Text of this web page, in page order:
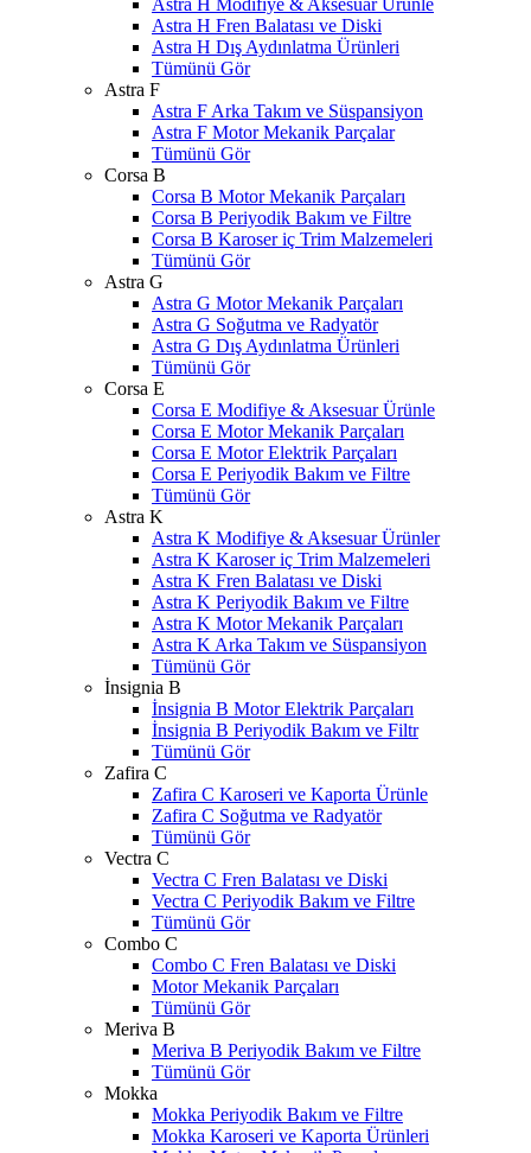
Astra H Modifiye & Aksesuar Ürünle
Astra H Fren Balatası ve Diski
Astra H Dış Aydınlatma Ürünleri
Tümünü Gör
Astra F
Astra F Arka Takım ve Süspansiyon
Astra F Motor Mekanik Parçalar
Tümünü Gör
Corsa B
Corsa B Motor Mekanik Parçaları
Corsa B Periyodik Bakım ve Filtre
Corsa B Karoser iç Trim Malzemeleri
Tümünü Gör
Astra G
Astra G Motor Mekanik Parçaları
Astra G Soğutma ve Radyatör
Astra G Dış Aydınlatma Ürünleri
Tümünü Gör
Corsa E
Corsa E Modifiye & Aksesuar Ürünle
Corsa E Motor Mekanik Parçaları
Corsa E Motor Elektrik Parçaları
Corsa E Periyodik Bakım ve Filtre
Tümünü Gör
Astra K
Astra K Modifiye & Aksesuar Ürünler
Astra K Karoser iç Trim Malzemeleri
Astra K Fren Balatası ve Diski
Astra K Periyodik Bakım ve Filtre
Astra K Motor Mekanik Parçaları
Astra K Arka Takım ve Süspansiyon
Tümünü Gör
İnsignia B
İnsignia B Motor Elektrik Parçaları
İnsignia B Periyodik Bakım ve Filtr
Tümünü Gör
Zafira C
Zafira C Karoseri ve Kaporta Ürünle
Zafira C Soğutma ve Radyatör
Tümünü Gör
Vectra C
Vectra C Fren Balatası ve Diski
Vectra C Periyodik Bakım ve Filtre
Tümünü Gör
Combo C
Combo C Fren Balatası ve Diski
Motor Mekanik Parçaları
Tümünü Gör
Meriva B
Meriva B Periyodik Bakım ve Filtre
Tümünü Gör
Mokka
Mokka Periyodik Bakım ve Filtre
Mokka Karoseri ve Kaporta Ürünleri